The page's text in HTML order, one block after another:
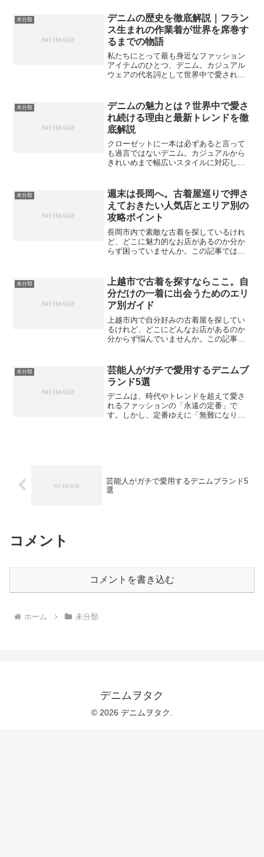
未分類
デニムの歴史を徹底解説｜フラン
ス生まれの作業着が世界を席巻す
るまでの物語
私たちにとって最も身近なファッション
アイテムのひとつ、デニム。カジュアル
ウェアの代名詞として世界中で愛されて
ハリウッド映画、カウンターカルチャ
ー、そして日本の職人技へと...
未分類
デニムの魅力とは？世界中で愛さ
れ続ける理由と最新トレンドを徹
底解説
クローゼットに一本は必ずあると言って
も過言ではないデニム。カジュアルから
きれいめまで幅広いスタイルに対応し、
どまでにデニムは特別な存在なのか？」
と改めて問われると、意外...
未分類
週末は長岡へ。古着屋巡りで押さ
えておきたい人気店とエリア別の
攻略ポイント
長岡市内で素敵な古着を探しているけれ
ど、どこに魅力的なお店があるのか分か
らず困っていませんか。この記事では、
の一着を見つけるためのポイントを詳し
く解説します。最後まで読...
未分類
上越市で古着を探すならここ。自
分だけの一着に出会うためのエリ
ア別ガイド
上越市内で自分好みの古着屋を探してい
るけれど、どこにどんなお店があるのか
分からず悩んでいませんか。この記事で
るためのポイントを詳しく解説します。
最後まで読むことで、あな...
未分類
芸能人がガチで愛用するデニムブ
ランド5選
デニムは、時代やトレンドを超えて愛さ
れるファッションの「永遠の定番」で
す。しかし、定番ゆえに「無難になりす
芸能人がガチで愛用するデニムブランド5
選
コメント
コメントを書き込む
ホーム 未分類
デニムヲタク
© 2026 デニムヲタク.